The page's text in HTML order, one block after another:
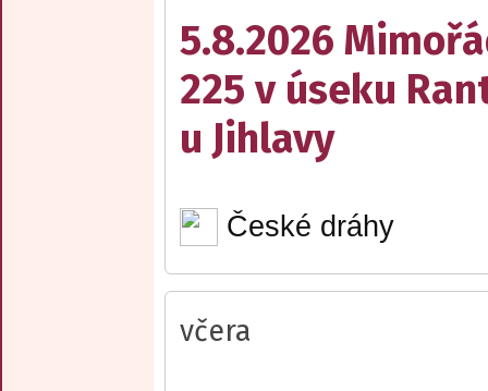
5.8.2026
225 v úseku
u Jihlavy
České dráhy
včera